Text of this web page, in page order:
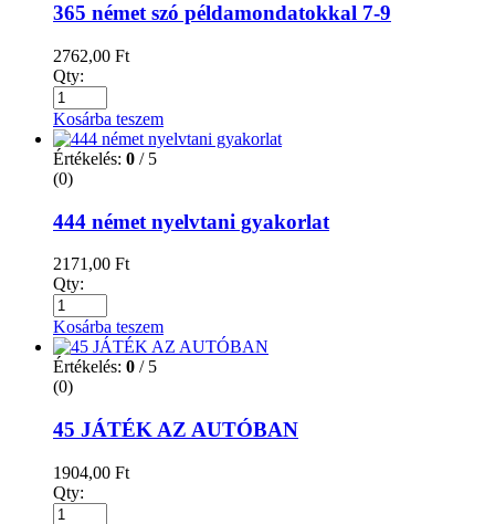
365 német szó példamondatokkal 7-9
2762,00 Ft
Qty:
Kosárba teszem
Értékelés: 0 / 5
(0)
444 német nyelvtani gyakorlat
2171,00 Ft
Qty:
Kosárba teszem
Értékelés: 0 / 5
(0)
45 JÁTÉK AZ AUTÓBAN
1904,00 Ft
Qty: